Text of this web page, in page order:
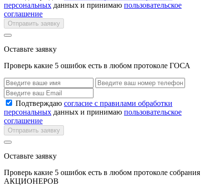
персональных данных и принимаю пользовательское
соглашение
Отправить заявку
Оставьте заявку
Проверь какие 5 ошибок есть в любом протоколе ГОСА
Подтверждаю согласие с правилами обработки
персональных данных и принимаю пользовательское
соглашение
Отправить заявку
Оставьте заявку
Проверь какие 5 ошибок есть в любом протоколе собрания
АКЦИОНЕРОВ